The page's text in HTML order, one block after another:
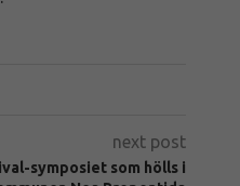
next post
symposiet som hölls i